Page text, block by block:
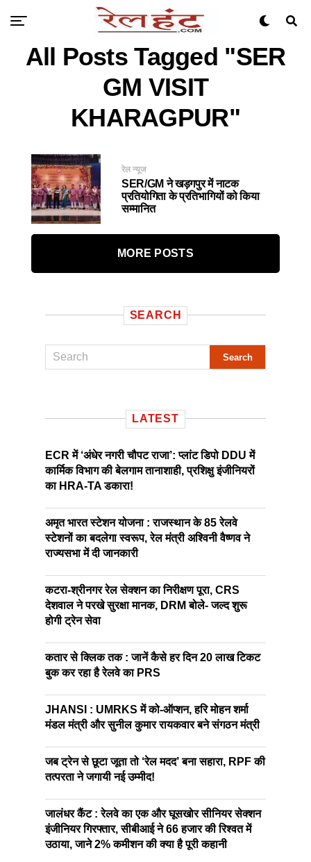
All Posts Tagged "SER
GM VISIT
KHARAGPUR"
रेल न्यूज
SER/GM ने खड़गपुर में नाटक
प्रतियोगिता के प्रतिभागियों को किया
सम्मानित
MORE POSTS
SEARCH
LATEST
ECR में ‘अंधेर नगरी चौपट राजा’: प्लांट डिपो DDU में
कार्मिक विभाग की बेलगाम तानाशाही, प्रशिक्षु इंजीनियरों
का HRA-TA डकारा!
अमृत भारत स्टेशन योजना : राजस्थान के 85 रेलवे
स्टेशनों का बदलेगा स्वरूप, रेल मंत्री अश्विनी वैष्णव ने
राज्यसभा में दी जानकारी
कटरा-श्रीनगर रेल सेक्शन का निरीक्षण पूरा, CRS
देशवाल ने परखे सुरक्षा मानक, DRM बोले- जल्द शुरू
होगी ट्रेन सेवा
कतार से क्लिक तक : जानें कैसे हर दिन 20 लाख टिकट
बुक कर रहा है रेलवे का PRS
JHANSI : UMRKS में को-ऑप्शन, हरि मोहन शर्मा
मंडल मंत्री और सुनील कुमार रायकवार बने संगठन मंत्री
जब ट्रेन से छूटा जूता तो ‘रेल मदद’ बना सहारा, RPF की
तत्परता ने जगायी नई उम्मीद!
जालंधर कैंट : रेलवे का एक और घूसखोर सीनियर सेक्शन
इंजीनियर गिरफ्तार, सीबीआई ने 66 हजार की रिश्वत में
उठाया, जाने 2% कमीशन की क्या है पूरी कहानी